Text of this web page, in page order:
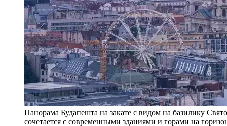
Панорама Будапешта на закате с видом на базилику
сочетается с современными зданиями и горами на